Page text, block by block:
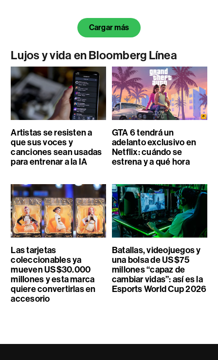
Cargar más
Lujos y vida en Bloomberg Línea
Artistas se resisten a
que sus voces y
canciones sean usadas
para entrenar a la IA
GTA 6 tendrá un
adelanto exclusivo en
Netflix: cuándo se
estrena y a qué hora
Las tarjetas
coleccionables ya
mueven US$30.000
millones y esta marca
quiere convertirlas en
accesorio
Batallas, videojuegos y
una bolsa de US$75
millones “capaz de
cambiar vidas”: así es la
Esports World Cup 2026